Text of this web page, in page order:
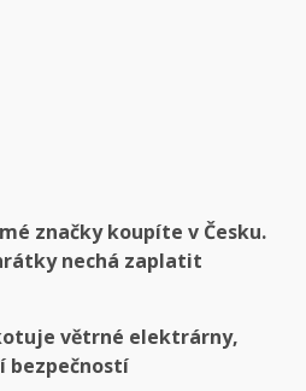
značky koupíte v Česku.
nechá zaplatit
větrné elektrárny,
bezpečností